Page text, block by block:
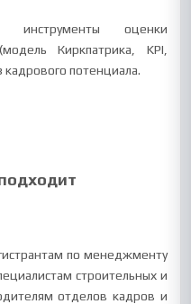
инструменты оценки
Киркпатрика, KPI,
кадрового потенциала.
по менеджменту
строительных и
отделов кадров и